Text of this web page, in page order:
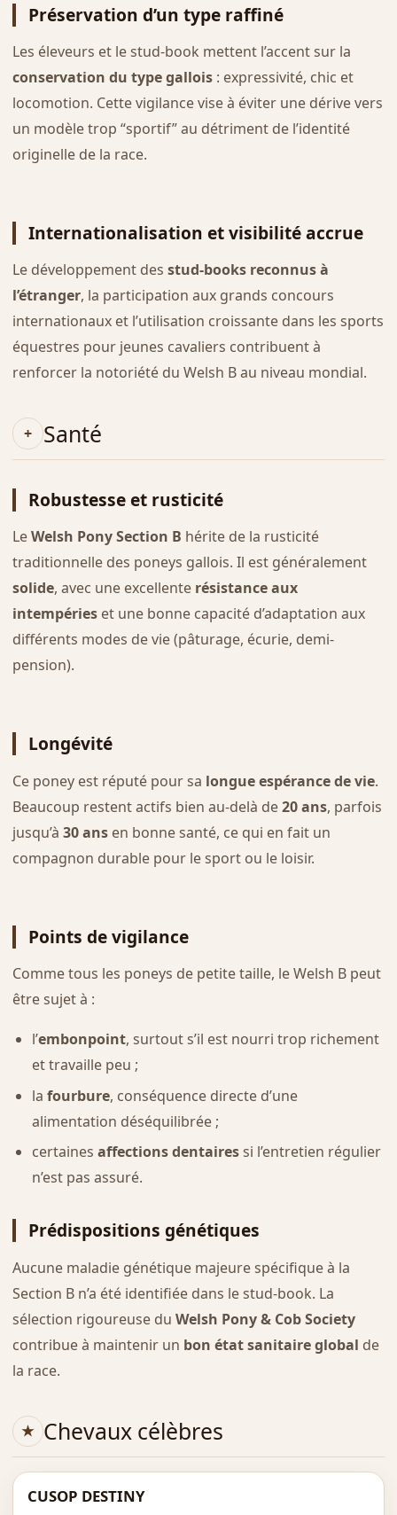
Préservation d’un type raffiné
Les éleveurs et le stud-book mettent l’accent sur la
conservation du type gallois: expressivité, chic et
locomotion. Cette vigilance vise à éviter une dérive vers
un modèle trop “sportif” au détriment de l’identité
originelle de la race.
Internationalisation et visibilité accrue
Le développement des stud-books reconnus à
l’étranger, la participation aux grands concours
internationaux et l’utilisation croissante dans les sports
équestres pour jeunes cavaliers contribuent à
renforcer la notoriété du Welsh B au niveau mondial.
Santé
Robustesse et rusticité
LeWelsh Pony Section B hérite de la rusticité
traditionnelle des poneys gallois. Il est généralement
solide, avec une excellente résistance aux
intempérieset une bonne capacité d’adaptation aux
différents modes de vie (pâturage, écurie, demi-
pension).
Longévité
Ce poney est réputé pour sa longue espérance de vie.
Beaucoup restent actifs bien au-delà de20 ans, parfois
jusqu’à 30 ansen bonne santé, ce qui en fait un
compagnon durable pour le sport ou le loisir.
Points de vigilance
Comme tous les poneys de petite taille, le Welsh B peut
être sujet à :
l’embonpoint, surtout s’il est nourri trop richement
et travaille peu ;
la fourbure, conséquence directe d’une
alimentation déséquilibrée ;
certaines affections dentairessi l’entretien régulier
n’est pas assuré.
Prédispositions génétiques
Aucune maladie génétique majeure spécifique à la
Section B n’a été identifiée dans le stud-book. La
sélection rigoureuse du Welsh Pony & Cob Society
contribue à maintenir un bon état sanitaire global de
la race.
Chevaux célèbres
CUSOP DESTINY